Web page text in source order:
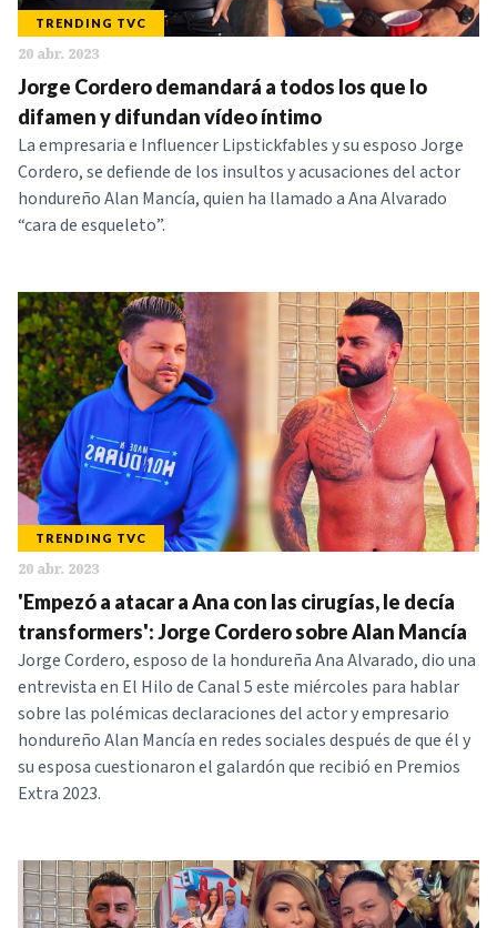
TRENDING TVC
20 abr. 2023
Jorge Cordero demandará a todos los que lo
difamen y difundan vídeo íntimo
La empresaria e Influencer Lipstickfables y su esposo Jorge
Cordero, se defiende de los insultos y acusaciones del actor
hondureño Alan Mancía, quien ha llamado a Ana Alvarado
“cara de esqueleto”.
TRENDING TVC
20 abr. 2023
'Empezó a atacar a Ana con las cirugías, le decía
transformers': Jorge Cordero sobre Alan Mancía
Jorge Cordero, esposo de la hondureña Ana Alvarado, dio una
entrevista en El Hilo de Canal 5 este miércoles para hablar
sobre las polémicas declaraciones del actor y empresario
hondureño Alan Mancía en redes sociales después de que él y
su esposa cuestionaron el galardón que recibió en Premios
Extra 2023.